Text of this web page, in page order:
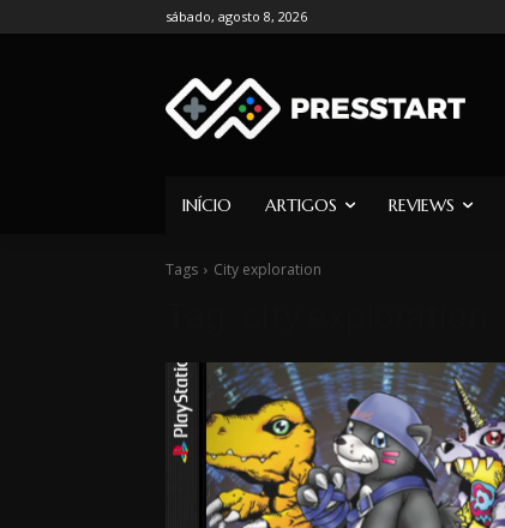
sábado, agosto 8, 2026
INÍCIO ARTIGOS REVIEWS
Tags City exploration